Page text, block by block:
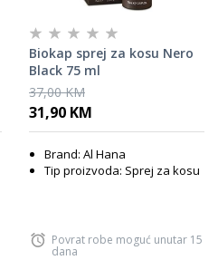
Biokap sprej za kosu Nero
Black 75 ml
37,00 KM
31,90 KM
Brand: Al Hana
Tip proizvoda: Sprej za kosu
Povrat robe moguć unutar 15
dana